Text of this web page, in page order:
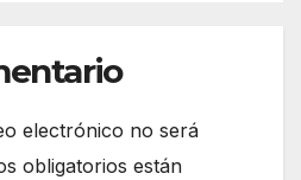
electrónico no será
obligatorios están